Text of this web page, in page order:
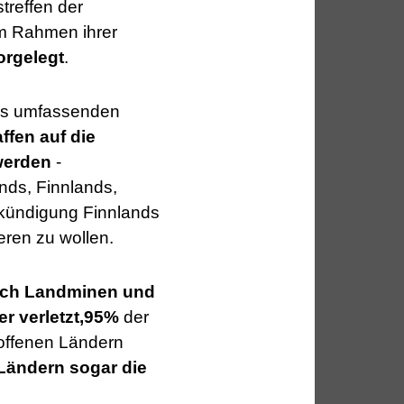
der
Rahmen ihrer
.
umfassenden
auf die
-
Finnlands,
Finnlands
zu wollen.
Landminen und
verletzt,95% der
Ländern
sogar die